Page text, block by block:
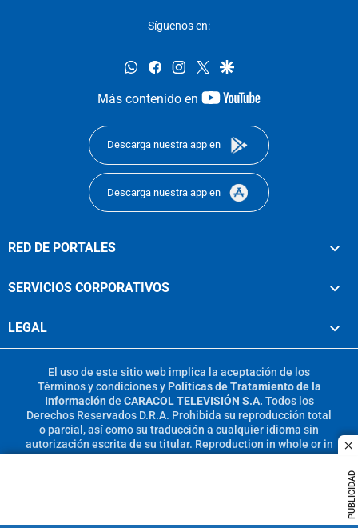
PUBLICIDAD
Síguenos en:
whatsappfacebookinstagram
twittergoogle
Más contenido en
youtube-
Descarga nuestra app en
Descarga nuestra app en
RED DE PORTALES
SERVICIOS CORPORATIVOS
LEGAL
El uso de este sitio web implica la aceptación de los
Términos y condicionesy Políticas de Tratamiento de la
Información de CARACOL TELEVISIÓN S.A. Todos los
Derechos Reservados D.R.A. Prohibida su reproducción total
o parcial, así como su traducción a cualquier idioma sin
autorización escrita de su titular. Reproduction in whole or in